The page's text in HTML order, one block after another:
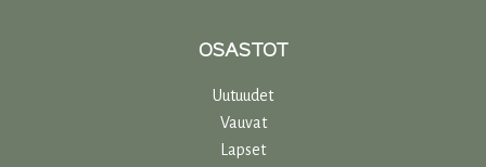
OSASTOT
Uutuudet
Vauvat
Lapset